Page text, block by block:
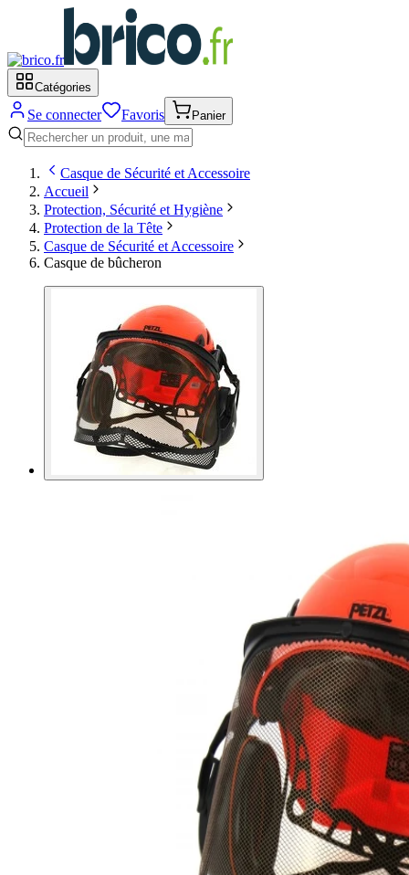
Catégories
Se connecter Favoris Panier
Casque de Sécurité et Accessoire
Accueil
Protection, Sécurité et Hygiène
Protection de la Tête
Casque de Sécurité et Accessoire
Casque de bûcheron